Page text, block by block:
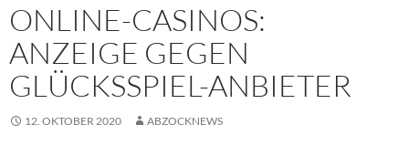
ONLINE-CASINOS:
ANZEIGE GEGEN
GLÜCKSSPIEL-ANBIETER
12. OKTOBER 2020 ABZOCKNEWS